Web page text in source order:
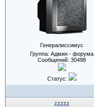
Генералиссимус
Группа: Админ - форума
Сообщений: 30498
Статус:
zzzzz